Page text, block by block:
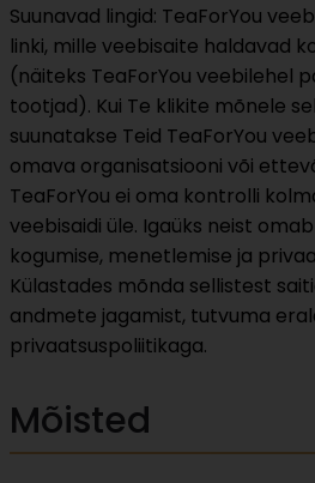
Suunavad lingid: TeaForYou
linki, mille veebisaite haldavad
(näiteks TeaForYou veebilehel
tootjad). Kui Te klikite mõnele
suunatakse Teid TeaForYou
omava organisatsiooni või
TeaForYou ei oma kontrolli
veebisaidi üle. Igaüks neist
kogumise, menetlemise ja
Külastades mõnda sellistest
andmete jagamist, tutvuma
privaatsuspoliitikaga.
Mõisted